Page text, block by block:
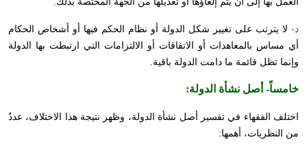
د- لا يترتب على تغيير شكل الدولة أو نظام الحكم فيها أو أشخاص الحكام
أي مساس بالمعاهدات أو الاتفاقات أو الالتزامات التي ارتبطت بها الدولة
وإنما تظل قائمة ما دامت الدولة باقية.
خامساً- أصل نشأة الدولة:
اختلف الفقهاء في تفسير أصل نشأة الدولة، وظهر نتيجة هذا الاختلاف، عددٌ
من النظريات، أهمها: